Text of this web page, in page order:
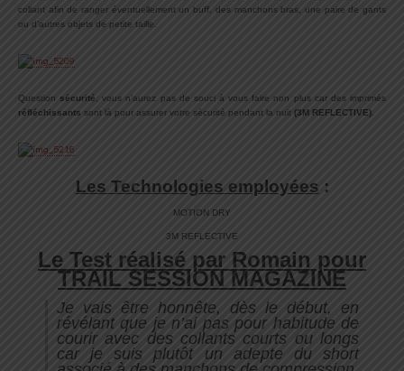
collant afin de ranger éventuellement un buff, des manchons bras, une paire de gants
ou d’autres objets de petite taille.
Question sécurité
, vous n’aurez pas de souci à vous faire non plus car des imprimés
réfléchissants sont là pour assurer votre sécurité pendant la nuit (3M REFLECTIVE)
Les Technologies employées :
MOTION DRY
3M REFLECTIVE
Le Test réalisé par Romain pour
TRAIL SESSION MAGAZINE
Je vais être honnête, dès le début, en
révélant que je n’ai pas pour habitude de
courir avec des collants courts ou longs
car je suis plutôt un adepte du short